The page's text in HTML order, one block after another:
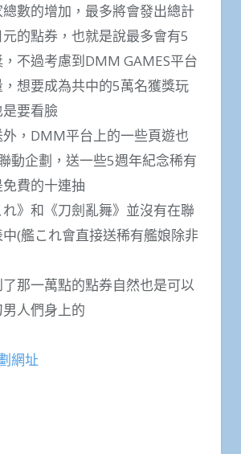
數的增加，最多將會發出總計
的點券，也就是說最多會有5
不過考慮到DMM GAMES平台
想要成為共中的5萬名獲獎玩
要看臉
，DMM平台上的一些頁遊也
動企劃，送一些5週年紀念稀有
費的十連抽
》和《刀劍亂舞》並沒有在聯
(艦これ會直接送稀有艦娘除非
那一萬點的點券自然也是可以
人們身上的
網址